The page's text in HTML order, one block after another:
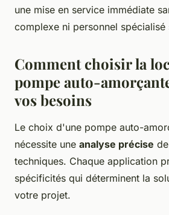
une mise en service immédiate
complexe ni personnel spécialisé
Comment choisir la
pompe auto-
vos besoins
Le choix d'une pompe auto-
nécessite une analyse précise
techniques. Chaque application
spécificités qui déterminent la
votre projet.